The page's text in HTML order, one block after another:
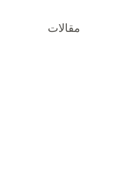
مقالات